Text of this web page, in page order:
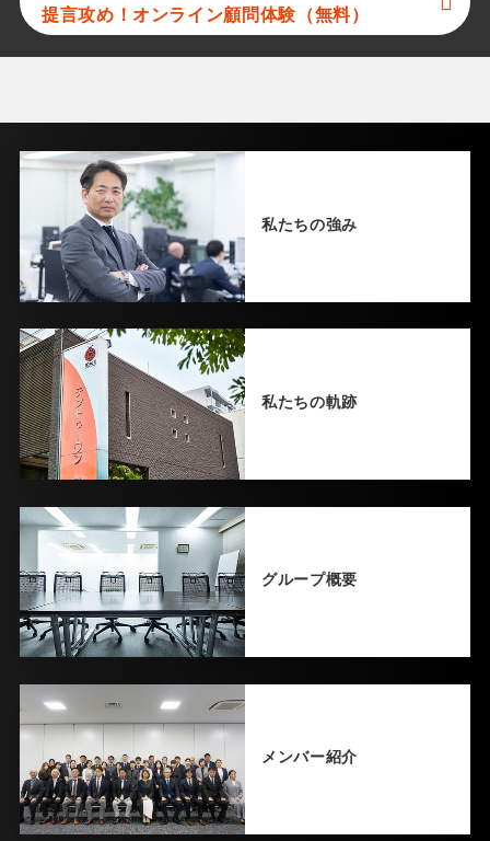
提言攻め！オンライン顧問体験（無料）
私たちの強み
私たちの軌跡
グループ概要
メンバー紹介